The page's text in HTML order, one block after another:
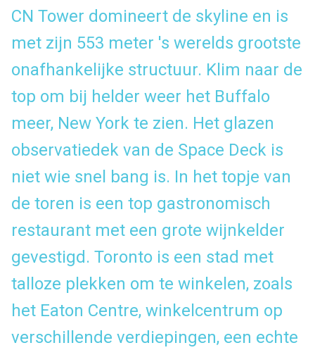
CN Tower domineert de skyline en is
met zijn 553 meter 's werelds grootste
onafhankelijke structuur. Klim naar de
top om bij helder weer het Buffalo
meer, New York te zien. Het glazen
observatiedek van de Space Deck is
niet wie snel bang is. In het topje van
de toren is een top gastronomisch
restaurant met een grote wijnkelder
gevestigd. Toronto is een stad met
talloze plekken om te winkelen, zoals
het Eaton Centre, winkelcentrum op
verschillende verdiepingen, een echte